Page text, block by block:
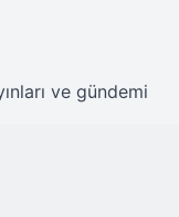
ve gündemi